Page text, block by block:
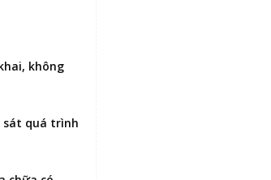
không
sát quá trình